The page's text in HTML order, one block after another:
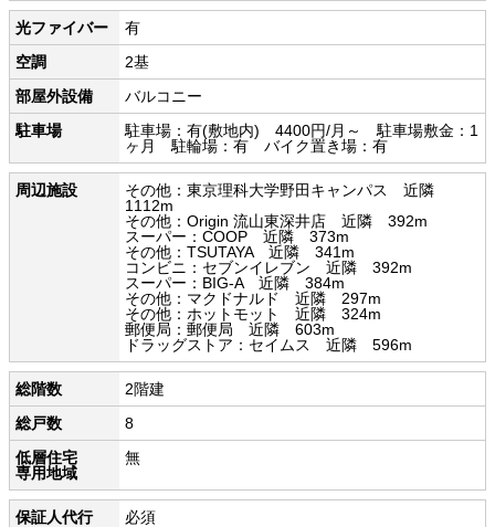
光ファイバー
有
空調
2基
部屋外設備
バルコニー
駐車場
駐車場：有(敷地内) 4400円/月～ 駐車場敷金：1
ヶ月 駐輪場：有 バイク置き場：有
周辺施設
その他：東京理科大学野田キャンパス 近隣
1112m
その他：Origin 流山東深井店 近隣 392m
スーパー：COOP 近隣 373m
その他：TSUTAYA 近隣 341m
コンビニ：セブンイレブン 近隣 392m
スーパー：BIG-A 近隣 384m
その他：マクドナルド 近隣 297m
その他：ホットモット 近隣 324m
郵便局：郵便局 近隣 603m
ドラッグストア：セイムス 近隣 596m
総階数
2階建
総戸数
8
低層住宅
専用地域
無
保証人代行
必須